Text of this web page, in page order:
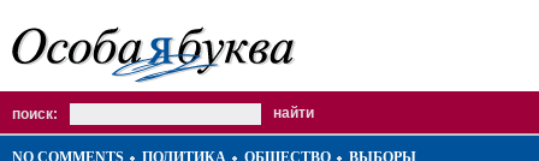
поиск:
NO COMMENTS ПОЛИТИКА ОБЩЕСТВО
ВЫБОРЫ